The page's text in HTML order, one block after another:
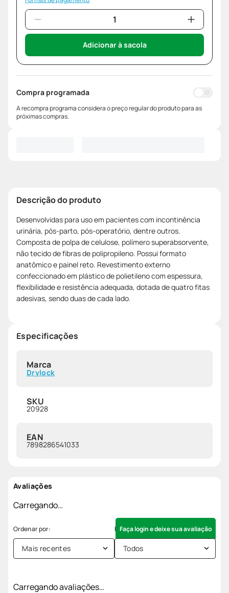
Adicionar à sacola
Compra programada
A recompra programa considera o preço regular do produto para as
próximas compras.
Descrição do produto
Desenvolvidas para uso em pacientes com incontinência
urinária, pós-parto, pós-operatório, dentre outros.
Composta de polpa de celulose, polímero superabsorvente,
não tecido de fibras de polipropileno. Possui formato
anatômico e painel reto. Revestimento externo
confeccionado em plástico de polietileno com espessura,
flexibilidade e resistência adequada, dotada de quatro fitas
adesivas, sendo duas de cada lado.
Especificações
Marca
Drylock
SKU
20928
EAN
7898286541033
Avaliações
Carregando…
Faça login e deixe sua avaliação
Mais recentes Todos
Carregando avaliações…